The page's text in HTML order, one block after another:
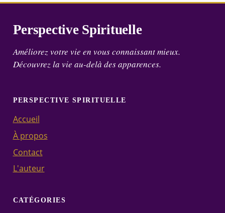
Perspective Spirituelle
Améliorez votre vie en vous connaissant mieux.
Découvrez la vie au-delà des apparences.
PERSPECTIVE SPIRITUELLE
Accueil
À propos
Contact
L'auteur
CATÉGORIES